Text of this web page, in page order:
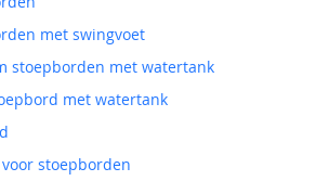
met swingvoet
stoepborden met watertank
met watertank
stoepborden